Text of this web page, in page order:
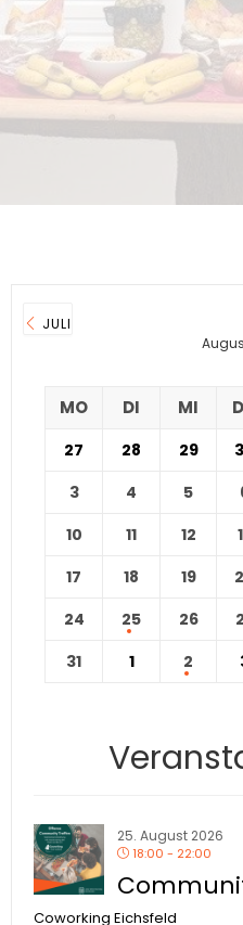
JULI
MO DI MI
27 28 29
3
4 5
10
11 12
17
18 19
24
25 26
31
1 2
25. August 2026
18:00 - 22:00
Coworking Eichsfeld